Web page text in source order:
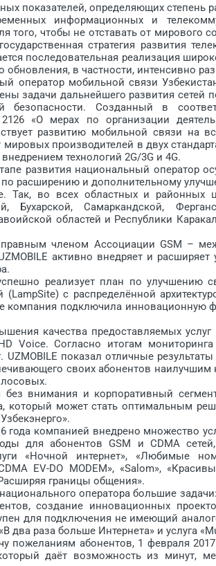
показателей, определяющих степень
информационных и
того, чтобы не отставать от мирового
стратегия развития
последовательная реализация
обновления, в частности, интенсивно
мобильной связи
задачи дальнейшего развития сетей
безопас­ности. Созданный в
«О мерах по организации
развитию мобильной связи на
мировых производителей в двух
внедрением технологий 2G/3G и 4G.
развития национальный оператор
по расширению и дополнительному
Так, во всех областных и районных
Бухарской, Самаркандской,
областей и Респуб­лики
членом Ассоциации GSM –
активно внедряет и
реализует план по улучшению
(LampSite) с распределённой
компания подключила инновационную
качества предоставляемых услуг
Voice. Соглас­но итогам
UZMOBILE показал отличные
своих абонентов
внимания и корпоративный сегмент
который может стать оптимальным
года компанией внедрено множество
для абонентов GSM и CDMA
«Ночной ин­тернет», «Любимые
EV-DO MODEM», «Salom»,
границы общения».
оператора большие
создание инновационных
для подключения не имеющий
два раза больше Интернета» и услуга
абонентов, 1 февраля
который даёт возможность из минут,